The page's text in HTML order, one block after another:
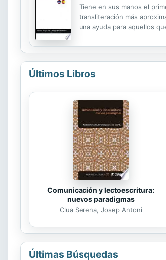
Tiene en sus manos el
transliteración más
una ayuda para aquellos
Últimos Libros
Comunicación y lectoescritura:
nuevos paradigmas
Clua Serena, Josep Antoni
Últimas Búsquedas